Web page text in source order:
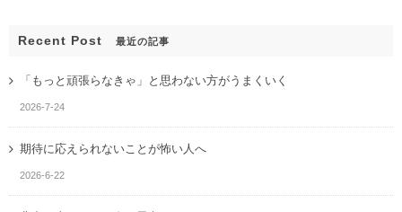
Recent Post 最近の記事
「もっと頑張らなきゃ」と思わない方がうまくいく
2026-7-24
期待に応えられないことが怖い人へ
2026-6-22